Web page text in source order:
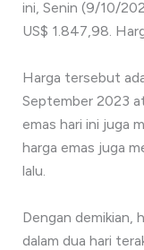
ini, Senin (9/10/
US$ 1.847,98.
Harga tersebut
September 2023
emas hari ini juga
harga emas juga
lalu.
Dengan demikian,
dalam dua hari